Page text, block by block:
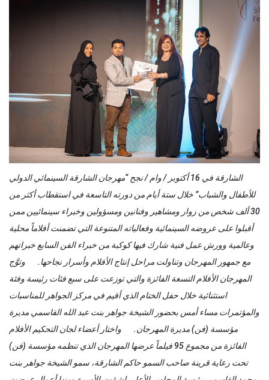
الشارقة في 16 أكتوبر / وام / نجح “مهرجان الشارقة السينمائي الدولي
للأطفال والشباب” خلال ستة أيام من دورته التاسعة في استقطاب أكثر من
30 ألف شخص من زوار ومشاهير وفنانين ومسؤولين وخبراء سينمائيين ممن
أقبلوا على عروضه السينمائية وفعالياته المتنوعة التي تضمنت أفلاماً محلية
وعالمية وورش عمل فنية شارك فيها كوكبة من خبراء الفن السابع خبراتهم
مع جمهور المهرجان وتناولت مراحل إنتاج الأفلام وأسرار نجاحها. وتوَّج
المهرجان الأفلام التسعة الفائزة والتي توزعت على سبع فئات رئيسة وفئة
استثنائية خلال حفل الختام الذي أقيم في مركز الجواهر للمناسبات
والمؤتمرات مساء أمس بحضور الشيخة جواهر بنت عبد الله القاسمي مديرة
مؤسسة (فن) مديرة المهرجان. واختار أعضاء لجان التحكيم الأفلام
الفائزة من مجموع 95 فيلماً عرضها المهرجان الذي تنظمه مؤسسة (فن)
تحت رعاية قرينة صاحب السمو حاكم الشارقة، سمو الشيخة جواهر بنت